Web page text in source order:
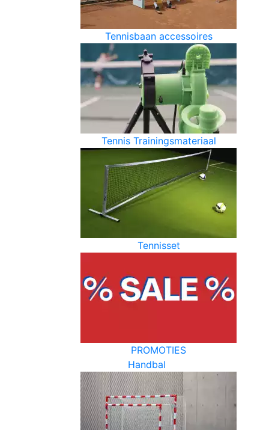
Tennisbaan accessoires
Tennis Trainingsmateriaal
Tennisset
PROMOTIES
Handbal